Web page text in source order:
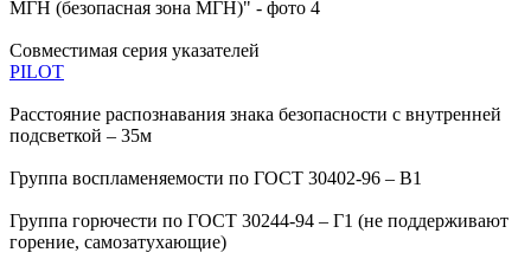
Совместимая серия указателей
PILOT
Расстояние распознавания знака безопасности с внутренней
подсветкой – 35м
Группа воспламеняемости по ГОСТ 30402-96 – В1
Группа горючести по ГОСТ 30244-94 – Г1 (не поддерживают
горение, самозатухающие)